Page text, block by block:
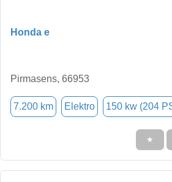
Honda e
Pirmasens, 66953
7.200 km Elektro 150 kw (204
★